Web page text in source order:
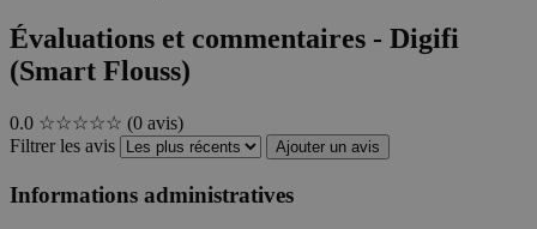
Évaluations et commentaires - Digifi
(Smart Flouss)
0.0 ☆☆☆☆☆ (0 avis)
Filtrer les avis
Ajouter un avis
Informations administratives